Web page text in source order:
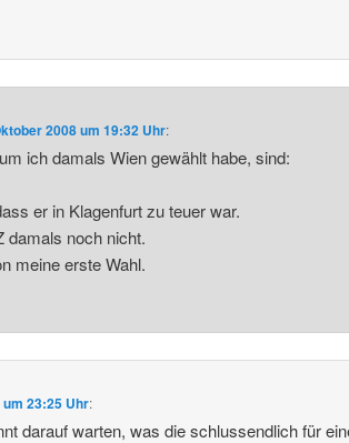
2008 um 19:32 Uhr:
ich damals Wien gewählt habe, sind:
er in Klagenfurt zu teuer war.
damals noch nicht.
meine erste Wahl.
23:25 Uhr:
darauf warten, was die schlussendlich für